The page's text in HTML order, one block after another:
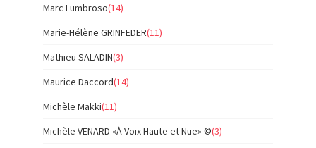
Marc Lumbroso(14)
Marie-Hélène GRINFEDER(11)
Mathieu SALADIN(3)
Maurice Daccord(14)
Michèle Makki(11)
Michèle VENARD «À Voix Haute et Nue» ©(3)